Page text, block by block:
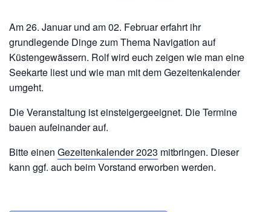
Am 26. Januar und am 02. Februar erfahrt ihr
grundlegende Dinge zum Thema Navigation auf
Küstengewässern. Rolf wird euch zeigen wie man eine
Seekarte liest und wie man mit dem Gezeitenkalender
umgeht.
Die Veranstaltung ist einsteigergeeignet. Die Termine
bauen aufeinander auf.
Bitte einen Gezeitenkalender 2023 mitbringen. Dieser
kann ggf. auch beim Vorstand erworben werden.